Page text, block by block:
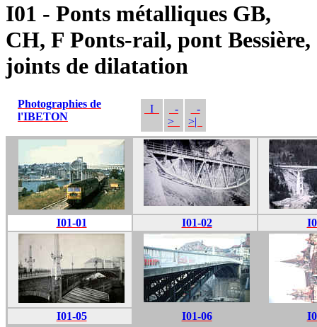
I01 - Ponts métalliques GB,
CH, F Ponts-rail, pont Bessière,
joints de dilatation
Photographies de
l'IBETON
I
-
>
-
>|
I01-01 I01-02
I01-05 I01-06